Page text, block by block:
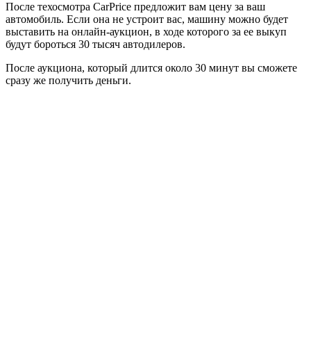
После техосмотра CarPrice предложит вам цену за ваш
автомобиль. Если она не устроит вас, машину можно будет
выставить на онлайн-аукцион, в ходе которого за ее выкуп
будут бороться 30 тысяч автодилеров.
После аукциона, который длится около 30 минут вы сможете
сразу же получить деньги.